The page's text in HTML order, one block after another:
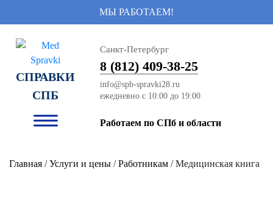
МЫ РАБОТАЕМ!
СПРАВКИ
СПБ
Санкт-Петербург
8 (812) 409-38-25
info@spb-spravki28.ru
Работаем по СПб и области
Главная /Услуги и цены /Работникам / Медицинская книга